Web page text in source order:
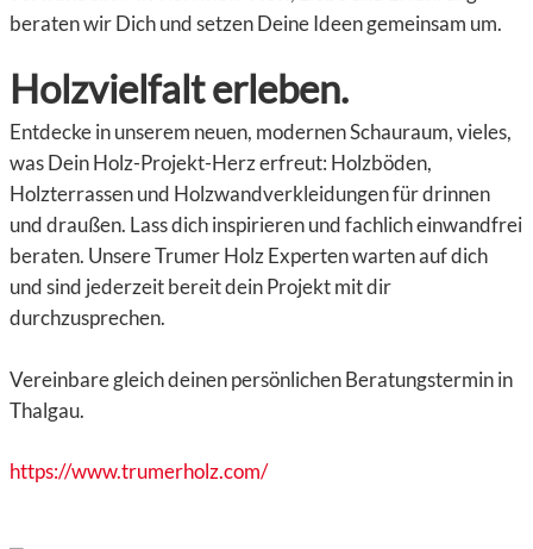
beraten wir Dich und setzen Deine Ideen gemeinsam um.
Holzvielfalt erleben.
Entdecke in unserem neuen, modernen Schauraum, vieles,
was Dein Holz-Projekt-Herz erfreut: Holzböden,
Holzterrassen und Holzwandverkleidungen für drinnen
und draußen. Lass dich inspirieren und fachlich einwandfrei
beraten. Unsere Trumer Holz Experten warten auf dich
und sind jederzeit bereit dein Projekt mit dir
durchzusprechen.
Vereinbare gleich deinen persönlichen Beratungstermin in
Thalgau.
https://www.trumerholz.com/